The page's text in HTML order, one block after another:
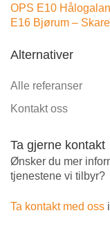
OPS E10
E16 Bjørum –
Alternativer
Alle referanser
Kontakt oss
Ta gjerne kontakt
Ønsker du mer
tjenestene vi tilbyr?
Ta kontakt med oss